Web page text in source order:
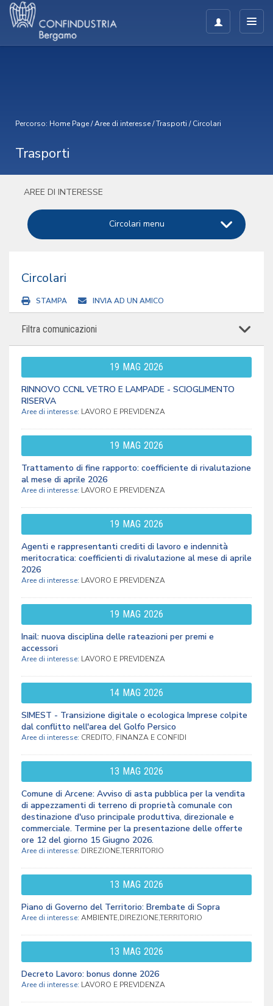
Percorso: Home Page/Aree di interesse/Trasporti /Circolari
Trasporti
AREE DI INTERESSE
Circolari menu
Circolari
STAMPA INVIA AD UN AMICO
Filtra comunicazioni
19 MAG 2026
RINNOVO CCNL VETRO E LAMPADE - SCIOGLIMENTO
RISERVA
Aree di interesse: LAVORO E PREVIDENZA
19 MAG 2026
Trattamento di fine rapporto: coefficiente di rivalutazione
al mese di aprile 2026
Aree di interesse: LAVORO E PREVIDENZA
19 MAG 2026
Agenti e rappresentanti crediti di lavoro e indennità
meritocratica: coefficienti di rivalutazione al mese di aprile
2026
Aree di interesse: LAVORO E PREVIDENZA
19 MAG 2026
Inail: nuova disciplina delle rateazioni per premi e
accessori
Aree di interesse: LAVORO E PREVIDENZA
14 MAG 2026
SIMEST - Transizione digitale o ecologica Imprese colpite
dal conflitto nell'area del Golfo Persico
Aree di interesse: CREDITO, FINANZA E CONFIDI
13 MAG 2026
Comune di Arcene: Avviso di asta pubblica per la vendita
di appezzamenti di terreno di proprietà comunale con
destinazione d'uso principale produttiva, direzionale e
commerciale. Termine per la presentazione delle offerte
ore 12 del giorno 15 Giugno 2026.
Aree di interesse: DIREZIONE,TERRITORIO
13 MAG 2026
Piano di Governo del Territorio: Brembate di Sopra
Aree di interesse: AMBIENTE,DIREZIONE,TERRITORIO
13 MAG 2026
Decreto Lavoro: bonus donne 2026
Aree di interesse: LAVORO E PREVIDENZA